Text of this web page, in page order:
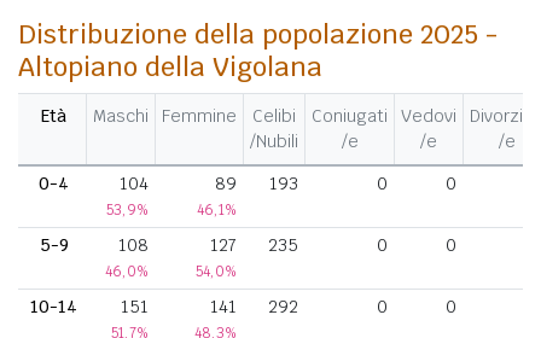
Distribuzione della popolazione 2025 -
Altopiano della Vigolana
Età Maschi Femmine
Celibi
/Nubili
Coniugati
/e
Vedovi
/e
/e
0-4
104
53,9%
89
46,1%
193 0 0
5-9 108
46,0%
127
54,0%
235 0 0
10-14 151
51,7%
141
48,3%
292 0 0